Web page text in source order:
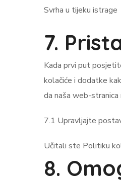
Svrha u tijeku istrage
7.
Kada prvi put
kolačiće i dodatke
da naša web-
7.1 Upravljajte
Učitali ste Politiku
8.